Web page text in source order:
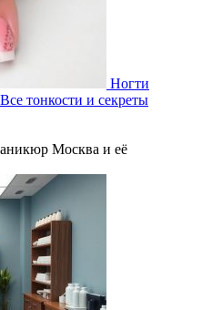
Ногти
тонкости и секреты
Москва и её